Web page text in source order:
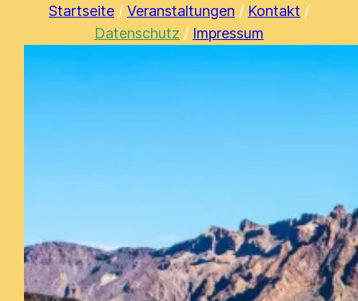
Startseite / Veranstaltungen / Kontakt /
Datenschutz / Impressum